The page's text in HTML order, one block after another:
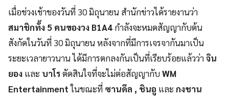
เมื่อช่วงเช้าของวันที่ 30 มิถุนายน สำนักข่าวได้รายงานว่า
สมาชิกทั้ง 5 คนของวง B1A4 กำลังจะหมดสัญญากับต้น
สังกัดในวันที่ 30 มิถุนายน หลังจากที่มีการเจรจากันมาเป็น
ระยะเวลายาวนาน ได้มีการตกลงกันเป็นที่เรียบร้อยแล้วว่าจิน
ยอง และ บาโรตัดสินใจที่จะไม่ต่อสัญญากับWM
Entertainmentในขณะที่ ซานดึล , ชินอู และ กงชาน